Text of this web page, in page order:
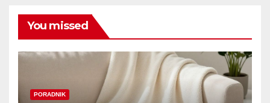
You missed
PORADNIK